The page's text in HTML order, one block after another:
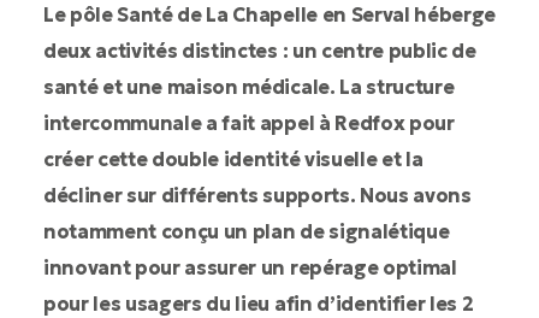
Le pôle Santé de La Chapelle en Serval héberge
deux activités distinctes : un centre public de
santé et une maison médicale. La structure
intercommunale a fait appel à Redfox pour
créer cette double identité visuelle et la
décliner sur différents supports. Nous avons
notamment conçu un plan de signalétique
innovant pour assurer un repérage optimal
pour les usagers du lieu afin d’identifier les 2